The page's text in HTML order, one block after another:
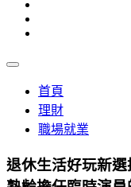
首頁
理財
職場就業
退休生活好玩新選